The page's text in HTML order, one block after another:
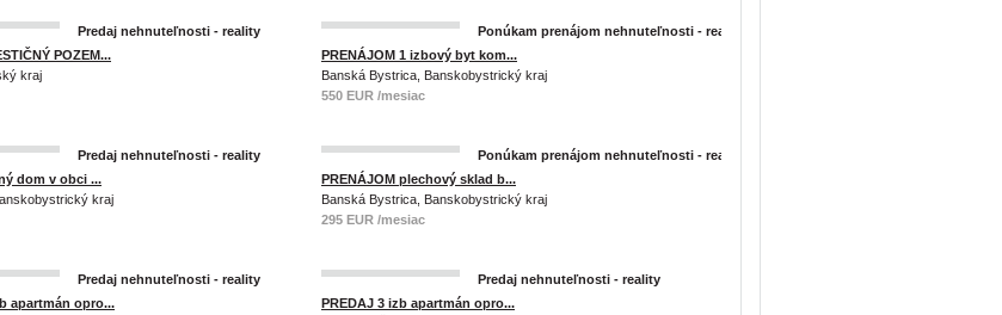
Predaj nehnuteľnosti - reality
POZEM...
kraj
Ponúkam prenájom nehnuteľnosti - reality
PRENÁJOM 1 izbový byt kom...
Banská Bystrica, Banskobystrický kraj
550 EUR /mesiac
Predaj nehnuteľnosti - reality
dom v obci ...
kraj
Ponúkam prenájom nehnuteľnosti - reality
PRENÁJOM plechový sklad b...
Banská Bystrica, Banskobystrický kraj
295 EUR /mesiac
Predaj nehnuteľnosti - reality
apartmán opro...
Predaj nehnuteľnosti - reality
PREDAJ 3 izb apartmán opro...